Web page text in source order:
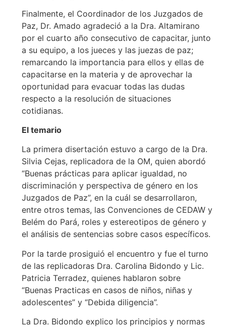
Finalmente, el Coordinador de los Juzgados de
Paz, Dr. Amado agradeció a la Dra. Altamirano
por el cuarto año consecutivo de capacitar, junto
a su equipo, a los jueces y las juezas de paz;
remarcando la importancia para ellos y ellas de
capacitarse en la materia y de aprovechar la
oportunidad para evacuar todas las dudas
respecto a la resolución de situaciones
cotidianas.
El temario
La primera disertación estuvo a cargo de la Dra.
Silvia Cejas, replicadora de la OM, quien abordó
“Buenas prácticas para aplicar igualdad, no
discriminación y perspectiva de género en los
Juzgados de Paz”, en la cuál se desarrollaron,
entre otros temas, las Convenciones de CEDAW y
Belém do Pará, roles y estereotipos de género y
el análisis de sentencias sobre casos específicos.
Por la tarde prosiguió el encuentro y fue el turno
de las replicadoras Dra. Carolina Bidondo y Lic.
Patricia Terradez, quienes hablaron sobre
“Buenas Practicas en casos de niños, niñas y
adolescentes” y “Debida diligencia”.
La Dra. Bidondo explico los principios y normas